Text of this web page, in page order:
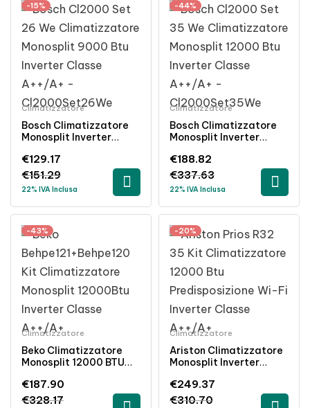
-15%
Climatizzatore
Bosch Climatizzatore
Monosplit Inverter
Bianco
€151.29
€129.17
22% IVA Inclusa
-44%
Climatizzatore
Bosch Climatizzatore
Monosplit Inverter
Bianco
€337.63
€188.82
22% IVA Inclusa
-43%
Climatizzatore
Beko Climatizzatore
Monosplit 12000 BTU
Parete
€328.17
€187.90
-20%
Climatizzatore
Ariston Climatizzatore
Monosplit Inverter
A++/A+ Wi-Fi
Predisposto R32
€310.70
€249.37